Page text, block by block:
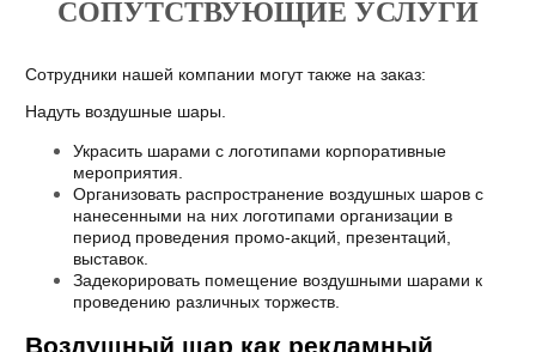
СОПУТСТВУЮЩИЕ УСЛУГИ
Сотрудники нашей компании могут также на заказ:
Надуть воздушные шары.
Украсить шарами с логотипами корпоративные
мероприятия.
Организовать распространение воздушных шаров с
нанесенными на них логотипами организации в
период проведения промо-акций, презентаций,
выставок.
Задекорировать помещение воздушными шарами к
проведению различных торжеств.
Воздушный шар как рекламный